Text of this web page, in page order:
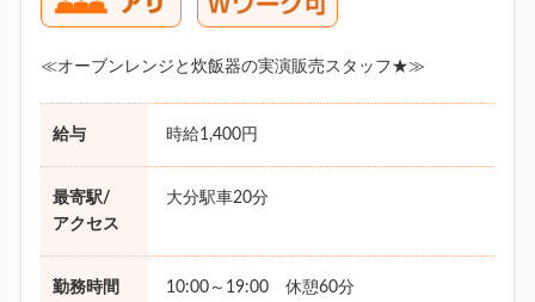
≪オーブンレンジと炊飯器の実演販売スタッフ★≫
給与 時給1,400円
最寄駅/
アクセス
大分駅車20分
勤務時間 10:00～19:00 休憩60分